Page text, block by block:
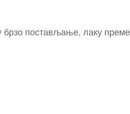
брзо постављање, лаку